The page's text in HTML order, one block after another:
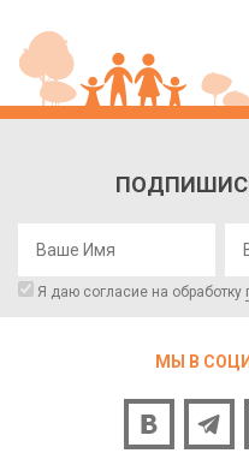
Я даю согласие на обработку
МЫ В